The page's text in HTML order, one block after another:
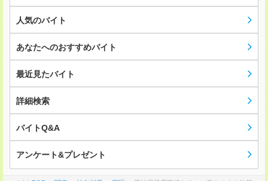
人気のバイト
あなたへのおすすめバイト
最近見たバイト
詳細検索
バイトQ&A
アンケート&プレゼント